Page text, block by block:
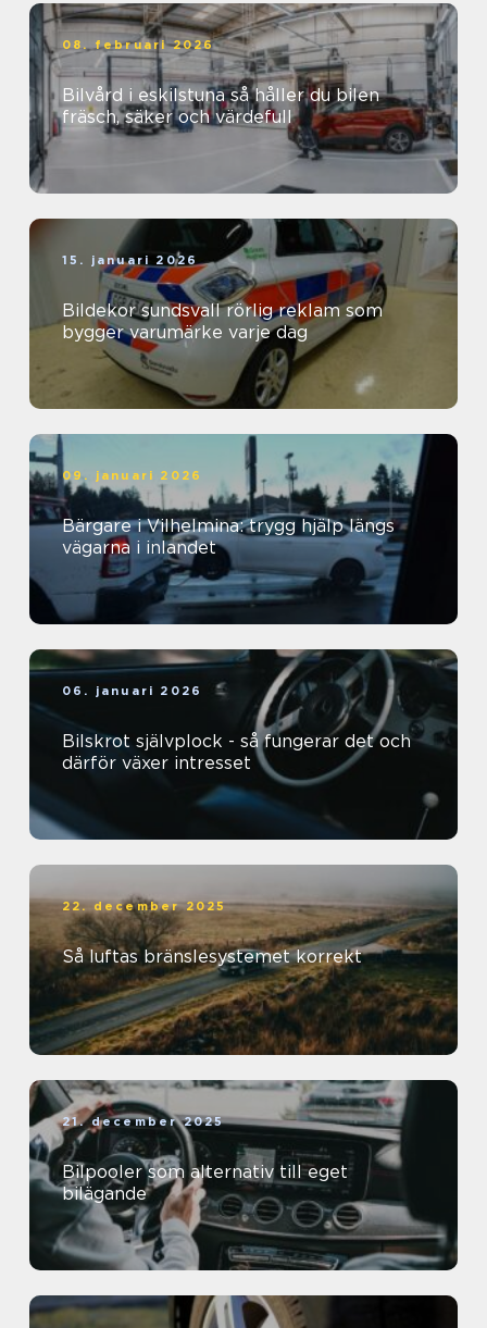
08. februari 2026
Bilvård i eskilstuna så håller du bilen
fräsch, säker och värdefull
15. januari 2026
Bildekor sundsvall rörlig reklam som
bygger varumärke varje dag
09. januari 2026
Bärgare i Vilhelmina: trygg hjälp längs
vägarna i inlandet
06. januari 2026
Bilskrot självplock - så fungerar det och
därför växer intresset
22. december 2025
Så luftas bränslesystemet korrekt
21. december 2025
Bilpooler som alternativ till eget
bilägande